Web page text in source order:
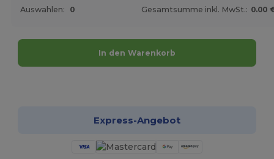
Auswahlen: 0 Gesamtsumme inkl. MwSt.: 0.00
In den Warenkorb
Express-Angebot